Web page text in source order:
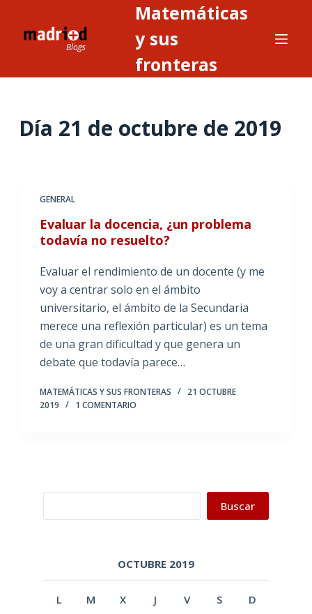
Matemáticas
y sus
fronteras
Día 21 de octubre de 2019
GENERAL
Evaluar la docencia, ¿un problema
todavía no resuelto?
Evaluar el rendimiento de un docente (y me
voy a centrar solo en el ámbito
universitario, el ámbito de la Secundaria
merece una reflexión particular) es un tema
de una gran dificultad y que genera un
debate que todavía parece…
MATEMÁTICAS Y SUS FRONTERAS
21 OCTUBRE
2019
1 COMENTARIO
Buscar
OCTUBRE 2019
L M X J V S D